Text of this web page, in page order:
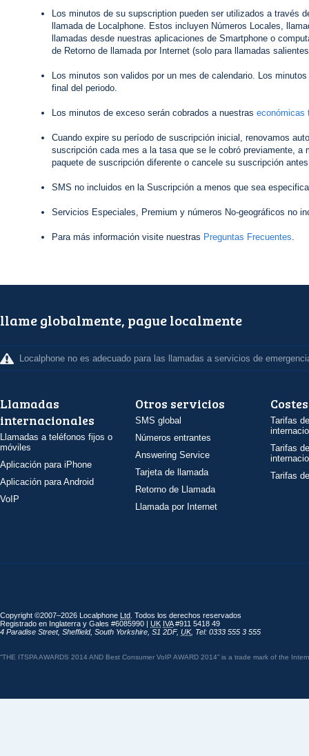
Los minutos de su supscription pueden ser utilizados a través
llamada de Localphone. Estos incluyen Números Locales,
llamadas desde nuestras aplicaciones de Smartphone o
de Retorno de llamada por Internet (solo para llamadas
Los minutos son validos por un mes de calendario. Los
final del periodo.
Los minutos de exceso serán cobrados a nuestras económicas
Cuando expire su período de suscripción inicial, renovamos
suscripción cada mes a la tasa que se le cobró previamente, a
paquete de suscripción diferente o cancele su suscripción
SMS no incluidos en la Suscripción a menos que sea
Servicios Especiales, Premium y números No-geográficos no
Para más información visite nuestras Preguntas Frecuentes.
llame globalmente, pague localmente
Localphone no es adecuado para las llamadas a servicios de
Llamadas
internacionales
Llamadas a teléfonos fijos o
móviles
Aplicación para iPhone
Aplicación para Android
VoIP
Otros servicios
SMS global
Números entrantes
Answering Service
Tarjeta de llamada
Retorno de Llamada
Llamada por Internet
Costes
Tarifas
Tarifas
Tarifas
Copyright ©2007–2026 Localphone Ltd . Todos los derechos reservados
Registrado en Inglaterra y Gales #6085990 | UK IVA#911 5418 49
4 Paradise Street, Sheffield, South Yorkshire S1 2DF, UK, Tel: 0333 555 3 555
“THE ITSPA AWARDS 2014 AND Best Consumer VoIP AWARD 2014” is a trade mark of the